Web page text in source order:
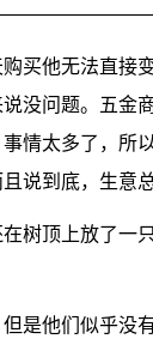
买他无法直接
没问题。五金
情太多了，所
说到底，生意
树顶上放了一
是他们似乎没